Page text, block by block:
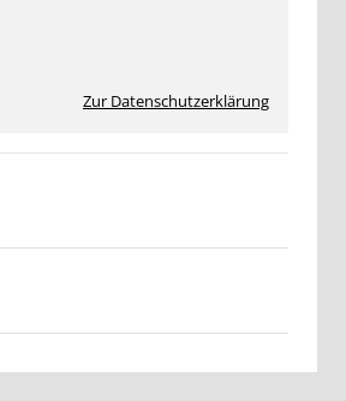
Zur Datenschutzerklärung